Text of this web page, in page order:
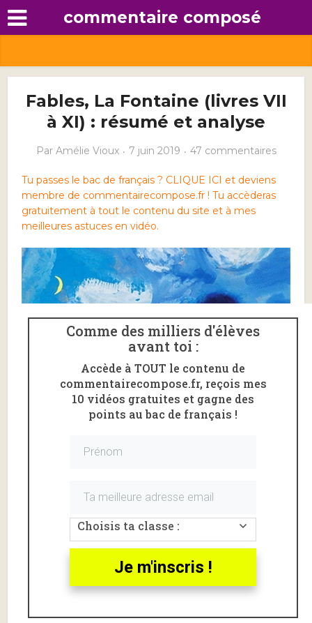
commentaire composé
Fables, La Fontaine (livres VII
à XI) : résumé et analyse
Par Amélie Vioux 7 juin 2019 47 commentaires
Tu passes le bac de français ? CLIQUE ICI et deviens
membre de commentairecompose.fr ! Tu accèderas
gratuitement à tout le contenu du site et à mes
meilleures astuces en vidéo.
Voici une analyse (fiche de lecture) deslivres VII à X
Comme des milliers d'élèves
avant toi :
Accède à TOUT le contenu de
commentairecompose.fr, reçois mes
10 vidéos gratuites et gagne des
points au bac de français !
Choisis ta classe :
Je m'inscris !